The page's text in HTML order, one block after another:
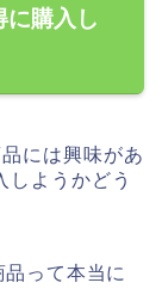
に購入し
には興味があ
しようかどう
って本当に